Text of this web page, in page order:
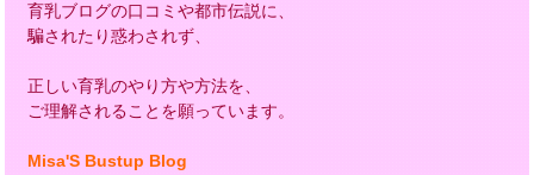
育乳ブログの口コミや都市伝説に、
騙されたり惑わされず、
正しい育乳のやり方や方法を、
ご理解されることを願っています。
Misa'S Bustup Blog